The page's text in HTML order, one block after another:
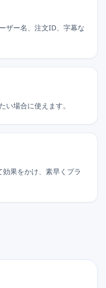
ザー名、注文ID、字幕な
い場合に使えます。
果をかけ、素早くプラ